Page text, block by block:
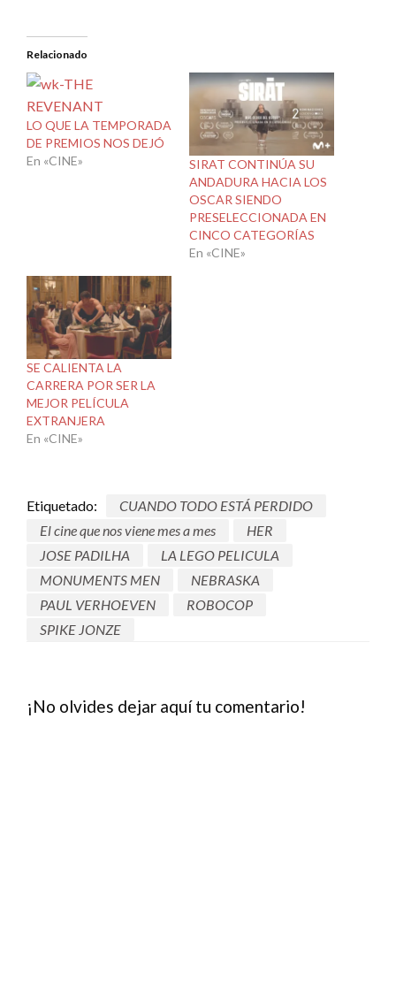
Relacionado
LO QUE LA TEMPORADA
DE PREMIOS NOS DEJÓ
En «CINE»
SIRAT CONTINÚA SU
ANDADURA HACIA LOS
OSCAR SIENDO
PRESELECCIONADA EN
CINCO CATEGORÍAS
En «CINE»
SE CALIENTA LA
CARRERA POR SER LA
MEJOR PELÍCULA
EXTRANJERA
En «CINE»
Etiquetado:
CUANDO TODO ESTÁ PERDIDO
El cine que nos viene mes a mes
HER
JOSE PADILHA
LA LEGO PELICULA
MONUMENTS MEN
NEBRASKA
PAUL VERHOEVEN
ROBOCOP
SPIKE JONZE
¡No olvides dejar aquí tu comentario!